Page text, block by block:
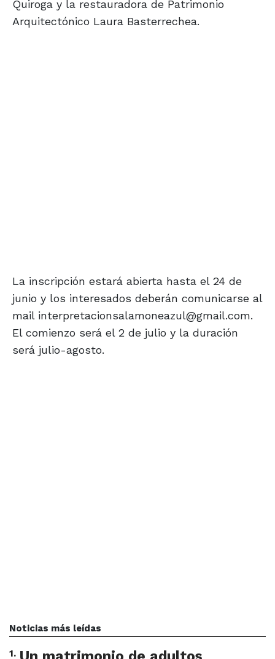
Quiroga y la restauradora de Patrimonio
Arquitectónico Laura Basterrechea.
La inscripción estará abierta hasta el 24 de
junio y los interesados deberán comunicarse al
mail interpretacionsalamoneazul@gmail.com.
El comienzo será el 2 de julio y la duración
será julio-agosto.
Noticias más leídas
1.